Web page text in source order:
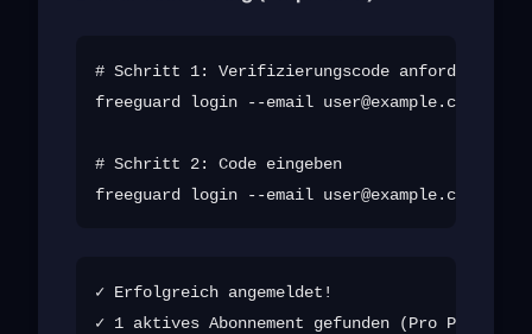
# Schritt 1: Verifizierungscode anfordern
freeguard login --email user@example.com
# Schritt 2: Code eingeben
freeguard login --email user@example.com
✓ Erfolgreich angemeldet!